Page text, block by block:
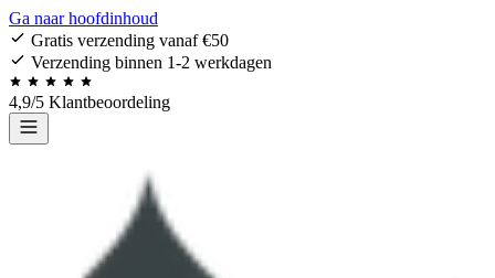
Ga naar hoofdinhoud
Gratis verzending vanaf €50
Verzending binnen 1-2 werkdagen
4,9/5 Klantbeoordeling